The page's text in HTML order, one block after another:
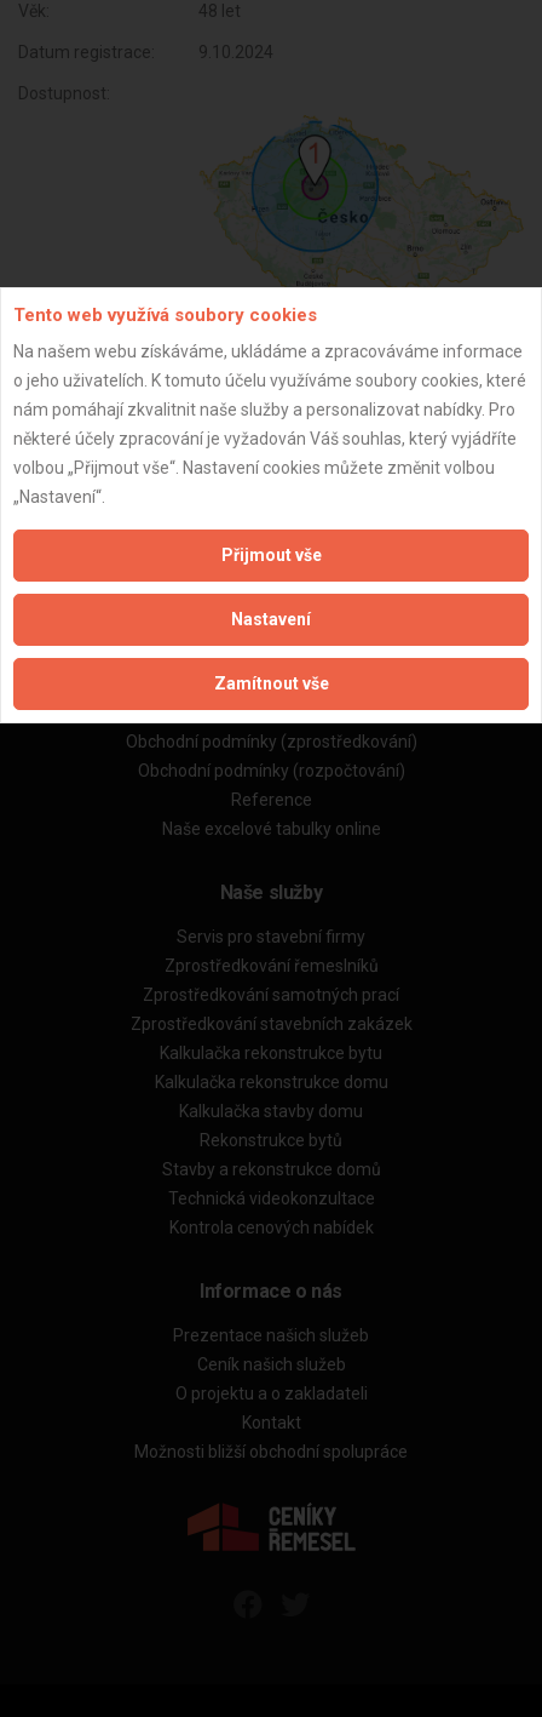
Věk: 48 let
Datum registrace: 9.10.2024
Dostupnost:
ZPĚT
Aktualizováno z portálu ARES dne 11.01.2025 14:55:53
Důležité informace
Naše firmy a řemeslníci
Zpracování a ochrana osobních údajů
Zásady pro používání souborů cookie
Obchodní podmínky (zprostředkování)
Obchodní podmínky (rozpočtování)
Reference
Naše excelové tabulky online
Naše služby
Servis pro stavební firmy
Zprostředkování řemeslníků
Zprostředkování samotných prací
Zprostředkování stavebních zakázek
Kalkulačka rekonstrukce bytu
Kalkulačka rekonstrukce domu
Kalkulačka stavby domu
Rekonstrukce bytů
Stavby a rekonstrukce domů
Technická videokonzultace
Kontrola cenových nabídek
Informace o nás
Prezentace našich služeb
Ceník našich služeb
O projektu a o zakladateli
Kontakt
Možnosti bližší obchodní spolupráce
Tento web využívá soubory cookies
Na našem webu získáváme, ukládáme a zpracováváme informace
o jeho uživatelích. K tomuto účelu využíváme soubory cookies, které
nám pomáhají zkvalitnit naše služby a personalizovat nabídky. Pro
některé účely zpracování je vyžadován Váš souhlas, který vyjádříte
volbou „Přijmout vše“. Nastavení cookies můžete změnit volbou
„Nastavení“.
Přijmout vše
Nastavení
Zamítnout vše